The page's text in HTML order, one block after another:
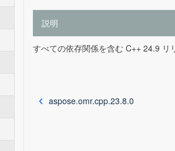
説明
すべての依存関係を含む C++ 24.9
aspose.omr.cpp.23.8.0